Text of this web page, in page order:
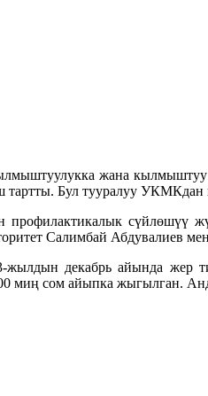
жана кылмыштуу
Бул тууралуу УКМКдан
профилактикалык сүйлөшүү
Салимбай Абдувалиев
декабрь айында жер
миң сом айыпка жыгылган.